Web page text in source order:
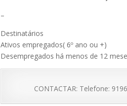
–
Destinatários
Ativos empregados( 6º ano ou +)
Desempregados há menos de 12
CONTACTAR: Telefone: